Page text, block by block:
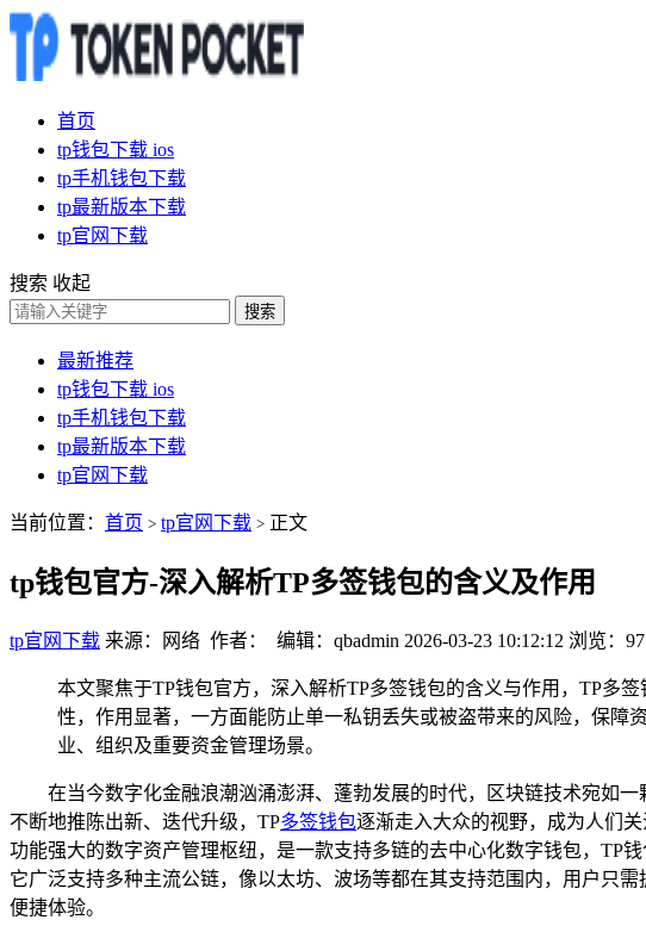
首页
tp钱包下载 ios
tp手机钱包下载
tp最新版本下载
tp官网下载
搜索 收起
搜索
最新推荐
tp钱包下载 ios
tp手机钱包下载
tp最新版本下载
tp官网下载
当前位置： 首页 > tp官网下载 > 正文
tp钱包官方-深入解析TP多签钱包的含义及作用
tp官网下载 来源：网络 作者： 编辑：qbadmin 2026-03-23 10:12:12 浏览：
本文聚焦于TP钱包官方，深入解析TP多签钱包的含义与作用，TP多
性，作用显著，一方面能防止单一私钥丢失或被盗带来的风险，保
业、组织及重要资金管理场景。
在当今数字化金融浪潮汹涌澎湃、蓬勃发展的时代，区块链技术宛如
不断地推陈出新、迭代升级，TP多签钱包逐渐走入大众的视野，成为人们
功能强大的数字资产管理枢纽，是一款支持多链的去中心化数字钱包，TP
它广泛支持多种主流公链，像以太坊、波场等都在其支持范围内，用户只
便捷体验。